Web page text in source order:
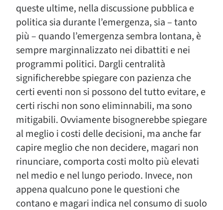
queste ultime, nella discussione pubblica e
politica sia durante l’emergenza, sia – tanto
più – quando l’emergenza sembra lontana, è
sempre marginnalizzato nei dibattiti e nei
programmi politici. Dargli centralità
significherebbe spiegare con pazienza che
certi eventi non si possono del tutto evitare, e
certi rischi non sono eliminnabili, ma sono
mitigabili. Ovviamente bisognerebbe spiegare
al meglio i costi delle decisioni, ma anche far
capire meglio che non decidere, magari non
rinunciare, comporta costi molto più elevati
nel medio e nel lungo periodo. Invece, non
appena qualcuno pone le questioni che
contano e magari indica nel consumo di suolo